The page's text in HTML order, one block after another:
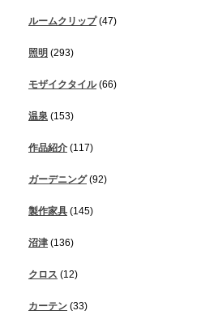
ルームクリップ(47)
照明 (293)
モザイクタイル(66)
温泉 (153)
作品紹介 (117)
ガーデニング(92)
製作家具 (145)
沼津 (136)
クロス (12)
カーテン (33)